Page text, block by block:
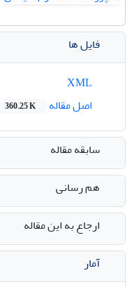
فایل ها
اصل مقاله
360.25 K
سابقه مقاله
هم رسانی
ارجاع به این مقاله
آمار